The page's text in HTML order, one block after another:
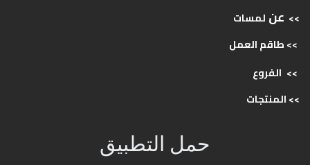
>> عن لمسات
>> طاقمالعمل
>> الفروع
>>المنتجات
حمل التطبيق